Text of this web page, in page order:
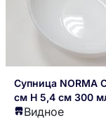
NORMA – это
качество,
Супница NORMA
см H 5,4 см 300
опаловое стекло
Видное